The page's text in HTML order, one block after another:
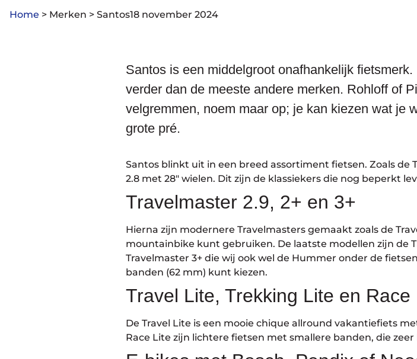
Home > Merken > Santos18 november 2024
Santos is een middelgroot onafhankelijk
verder dan de meeste andere merken. Rohloff of
velgremmen, noem maar op; je kan kiezen wat je
grote pré.
Santos blinkt uit in een breed assortiment fietsen. Zoals de
2.8 met 28″ wielen. Dit zijn de klassiekers die nog beperkt
Travelmaster 2.9, 2+ en 3+
Hierna zijn modernere Travelmasters gemaakt zoals de
mountainbike kunt gebruiken. De laatste modellen zijn de
Travelmaster 3+ die wij ook wel de Hummer onder de
banden (62 mm) kunt kiezen.
Travel Lite, Trekking Lite en Race
De Travel Lite is een mooie chique allround vakantiefiets
Race Lite zijn lichtere fietsen met smallere banden, die